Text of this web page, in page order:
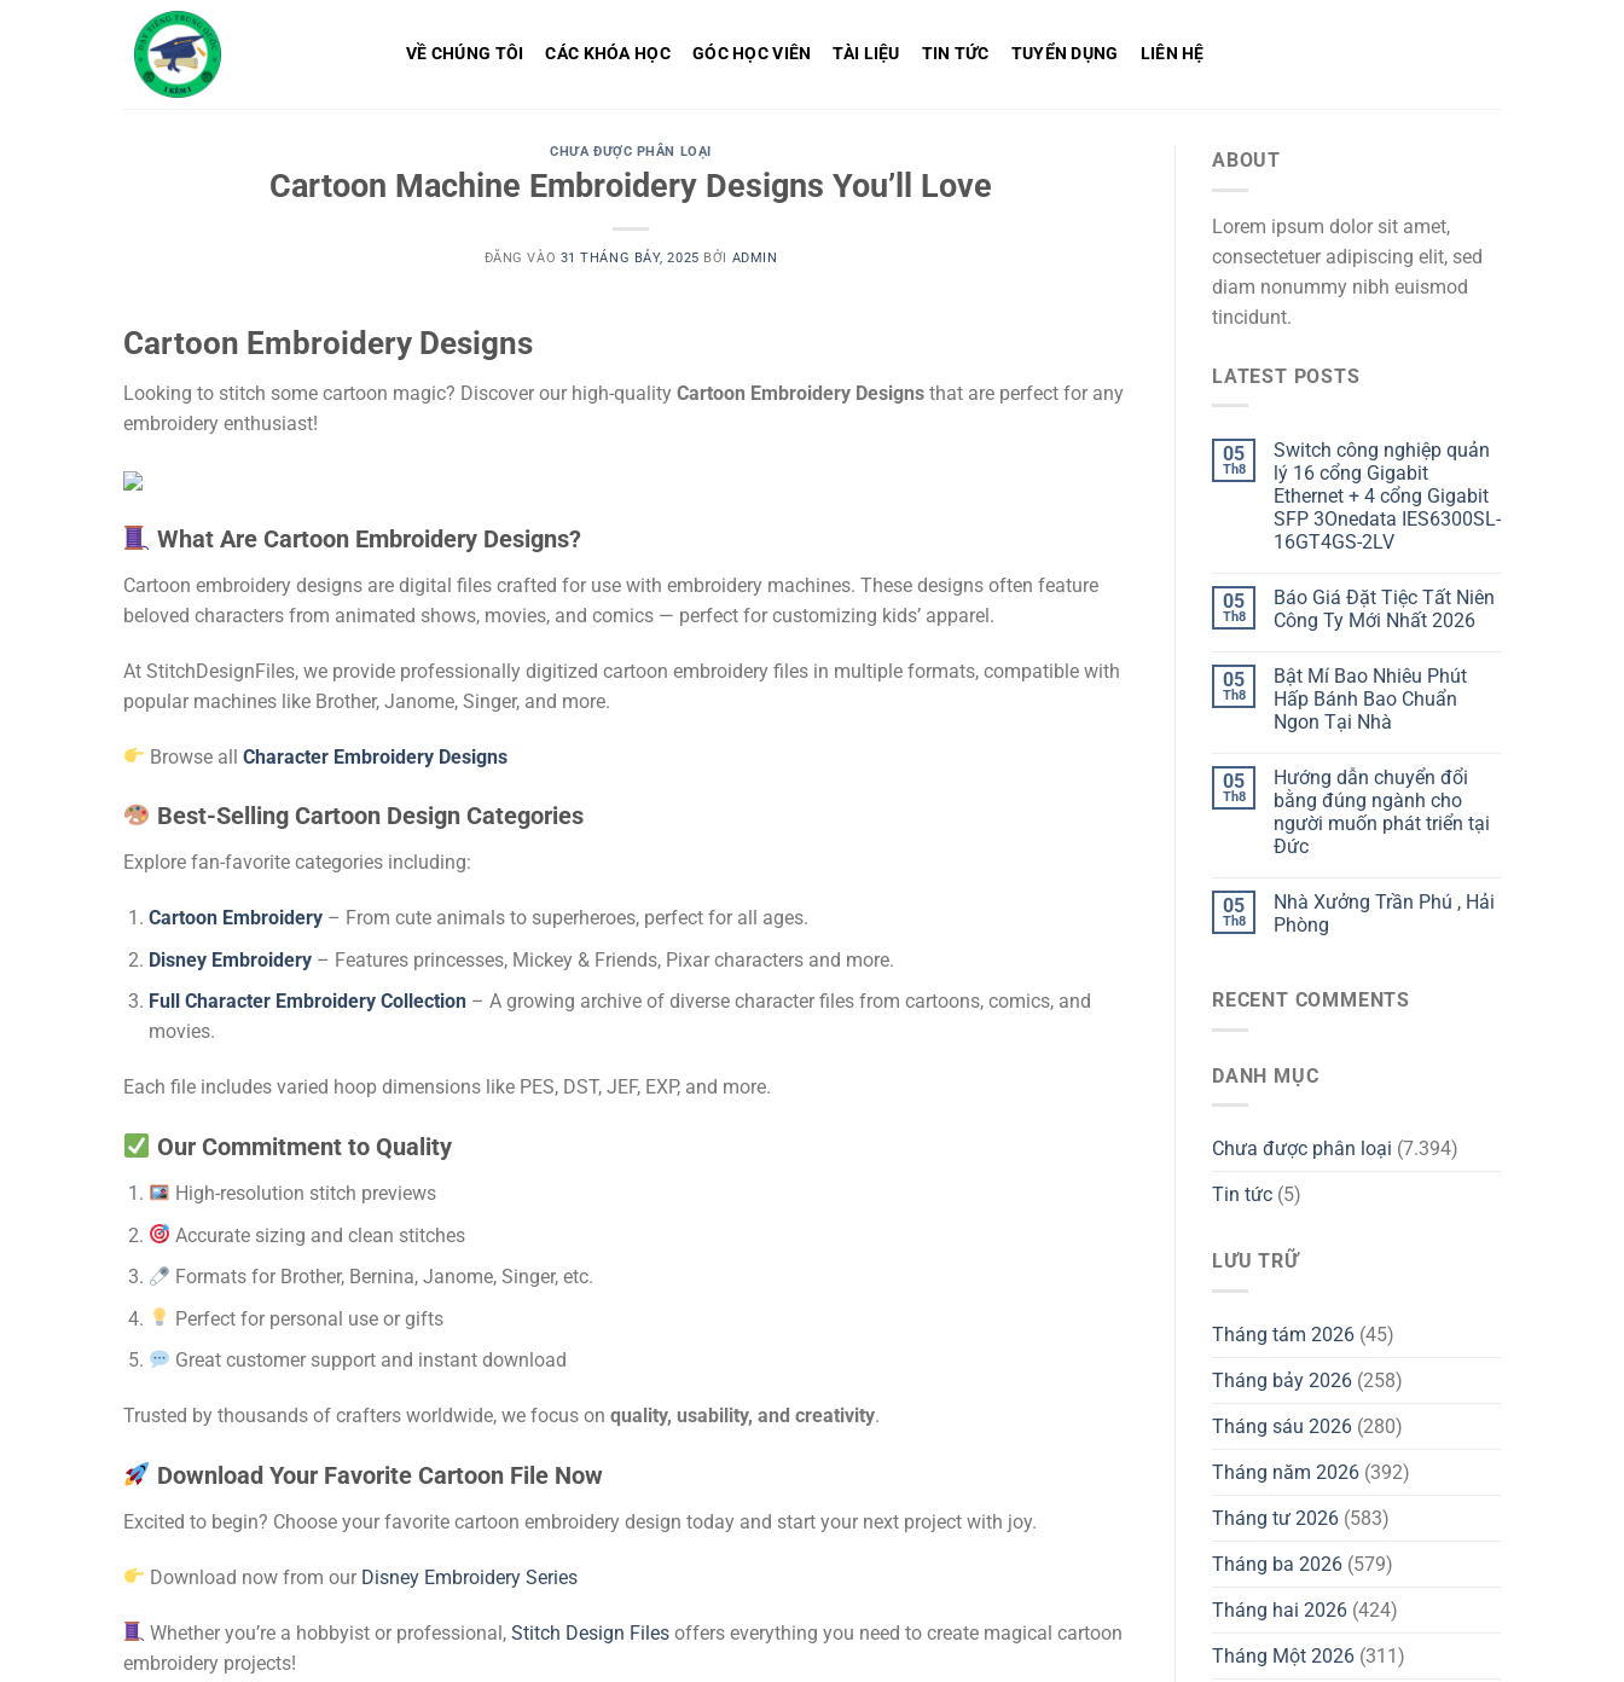
VỀ CHÚNG TÔI CÁC KHÓA HỌC GÓC HỌC VIÊN TÀI LIỆU TIN TỨC TUYỂN DỤNG LIÊN HỆ
CHƯA ĐƯỢC PHÂN LOẠI
Cartoon Machine Embroidery Designs You’ll Love
ĐĂNG VÀO 31 THÁNG BẢY, 2025 BỞI ADMIN
Cartoon Embroidery Designs
Looking to stitch some cartoon magic? Discover our high-quality Cartoon Embroidery Designs that are perfect for any
embroidery enthusiast!
What Are Cartoon Embroidery Designs?
Cartoon embroidery designs are digital files crafted for use with embroidery machines. These designs often feature
beloved characters from animated shows, movies, and comics — perfect for customizing kids’ apparel.
At StitchDesignFiles, we provide professionally digitized cartoon embroidery files in multiple formats, compatible with
popular machines like Brother, Janome, Singer, and more.
Browse allCharacter Embroidery Designs
Best-Selling Cartoon Design Categories
Explore fan-favorite categories including:
Cartoon Embroidery– From cute animals to superheroes, perfect for all ages.
Disney Embroidery– Features princesses, Mickey & Friends, Pixar characters and more.
Full Character Embroidery Collection– A growing archive of diverse character files from cartoons, comics, and
movies.
Each file includes varied hoop dimensions like PES, DST, JEF, EXP, and more.
Our Commitment to Quality
High-resolution stitch previews
Accurate sizing and clean stitches
Formats for Brother, Bernina, Janome, Singer, etc.
Perfect for personal use or gifts
Great customer support and instant download
Trusted by thousands of crafters worldwide, we focus on quality, usability, and creativity.
Download Your Favorite Cartoon File Now
Excited to begin? Choose your favorite cartoon embroidery design today and start your next project with joy.
Download now from our Disney Embroidery Series
Whether you’re a hobbyist or professional,Stitch Design Files offers everything you need to create magical cartoon
embroidery projects!
ABOUT
Lorem ipsum dolor sit amet,
consectetuer adipiscing elit, sed
diam nonummy nibh euismod
tincidunt.
LATEST POSTS
05
Th8
Switch công nghiệp quản
lý 16 cổng Gigabit
Ethernet + 4 cổng Gigabit
SFP 3Onedata IES6300SL-
16GT4GS-2LV
05
Th8
Báo Giá Đặt Tiệc Tất Niên
Công Ty Mới Nhất 2026
05
Th8
Bật Mí Bao Nhiêu Phút
Hấp Bánh Bao Chuẩn
Ngon Tại Nhà
05
Th8
Hướng dẫn chuyển đổi
bằng đúng ngành cho
người muốn phát triển tại
Đức
05
Th8
Nhà Xưởng Trần Phú , Hải
Phòng
RECENT COMMENTS
DANH MỤC
Chưa được phân loại (7.394)
Tin tức (5)
LƯU TRỮ
Tháng tám 2026 (45)
Tháng bảy 2026 (258)
Tháng sáu 2026 (280)
Tháng năm 2026 (392)
Tháng tư 2026 (583)
Tháng ba 2026 (579)
Tháng hai 2026 (424)
Tháng Một 2026 (311)